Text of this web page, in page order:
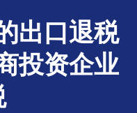
出口退税
投资企业